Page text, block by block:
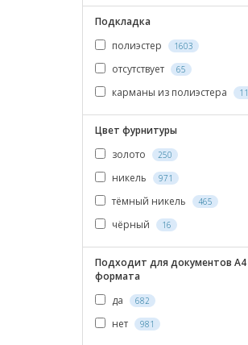
Подкладка
полиэстер
1603
отсутствует 65
карманы из полиэстера 11
Цвет фурнитуры
золото
250
никель 971
тёмный никель 465
чёрный 16
Подходит для документов А4
формата
да
682
нет 981